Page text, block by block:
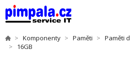
Komponenty Paměti Paměti
16GB